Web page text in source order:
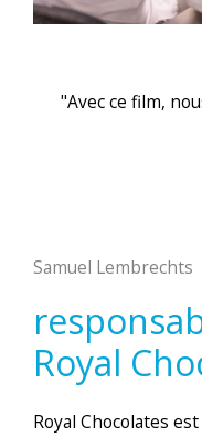
Samuel Lembrechts
Royal
Royal Chocolates
"Avec ce film,